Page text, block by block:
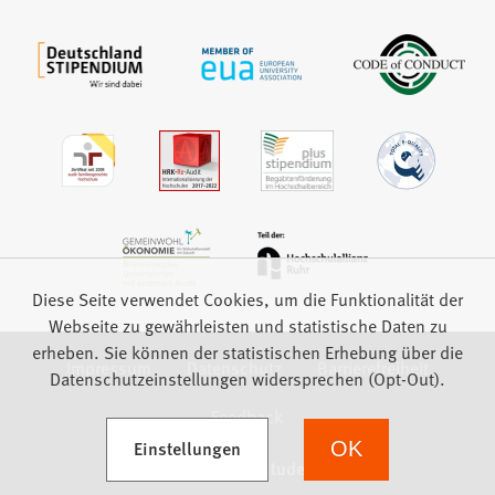
Impressum Datenschutz
Barrierefreiheit
Feedback
Diese Seite verwendet Cookies, um die Funktionalität der
Webseite zu gewährleisten und statistische Daten zu
erheben. Sie können der statistischen Erhebung über die
Datenschutzeinstellungen widersprechen (Opt-Out).
Einstellungen
(Öffnet in einem neuen Tab) OK